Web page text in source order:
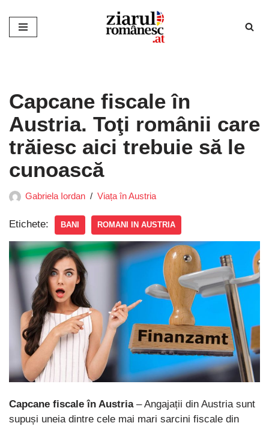
Sari
Capcane fiscale în
Austria. Toţi românii care
trăiesc aici trebuie să le
cunoască
Gabriela Iordan Viața în Austria
Etichete: BANI ROMANI IN AUSTRIA
Capcane fiscale în Austria– Angajații din Austria sunt
supuși uneia dintre cele mai mari sarcini fiscale din